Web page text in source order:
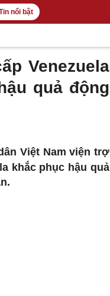
nổi bật
Venezuela
quả động
Việt Nam viện trợ
khắc phục hậu quả